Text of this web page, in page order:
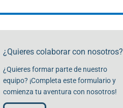
¿Quieres colaborar con nosotros?
¿Quieres formar parte de nuestro
equipo? ¡Completa este formulario y
comienza tu aventura con nosotros!